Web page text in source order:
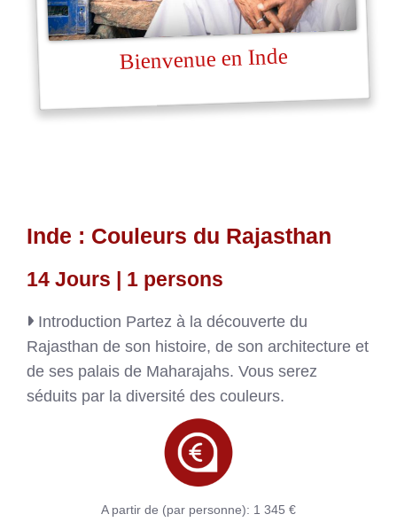
Bienvenue en Inde
Inde : Couleurs du Rajasthan
14 Jours | 1 persons
Introduction Partez à la découverte du
Rajasthan de son histoire, de son architecture et
de ses palais de Maharajahs. Vous serez
séduits par la diversité des couleurs.
A partir de (par personne): 1 345 €